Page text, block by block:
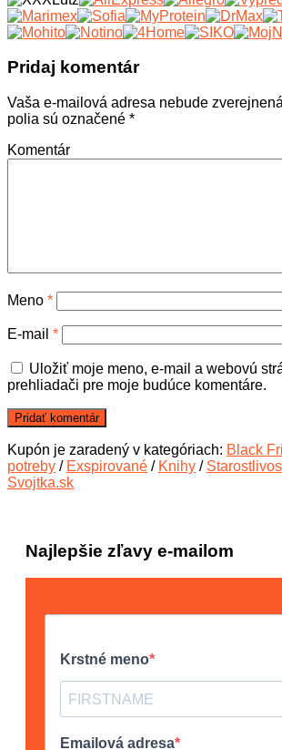
Pridaj komentár
Vaša e-mailová adresa nebude
polia sú označené *
Komentár
Meno *
E-mail *
Uložiť moje meno, e-mail a webovú
prehliadači pre moje budúce komentáre.
Kupón je zaradený v kategóriach: Black
potreby / Exspirované / Knihy /
Svojtka.sk
Najlepšie zľavy e-mailom